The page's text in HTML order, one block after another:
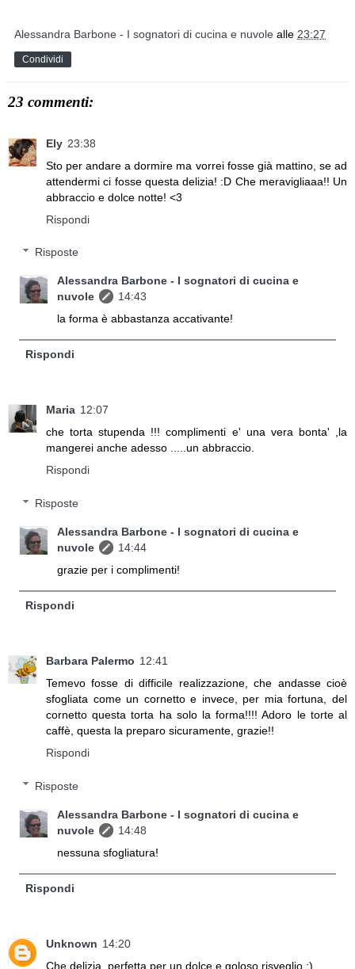
Alessandra Barbone - I sognatori di cucina e nuvole alle 23:27
Condividi
23 commenti:
Ely 23:38
Sto per andare a dormire ma vorrei fosse già mattino, se ad
attendermi ci fosse questa delizia! :D Che meravigliaaa!! Un
abbraccio e dolce notte! <3
Rispondi
Risposte
Alessandra Barbone - I sognatori di cucina e
nuvole
14:43
la forma è abbastanza accativante!
Rispondi
Maria 12:07
che torta stupenda !!! complimenti e' una vera bonta' ,la
mangerei anche adesso .....un abbraccio.
Rispondi
Risposte
Alessandra Barbone - I sognatori di cucina e
nuvole
14:44
grazie per i complimenti!
Rispondi
Barbara Palermo 12:41
Temevo fosse di difficile realizzazione, che andasse cioè
sfogliata come un cornetto e invece, per mia fortuna, del
cornetto questa torta ha solo la forma!!!! Adoro le torte al
caffè, questa la preparo sicuramente, grazie!!
Rispondi
Risposte
Alessandra Barbone - I sognatori di cucina e
nuvole
14:48
nessuna sfogliatura!
Rispondi
Unknown 14:20
Che delizia, perfetta per un dolce e goloso risveglio :)